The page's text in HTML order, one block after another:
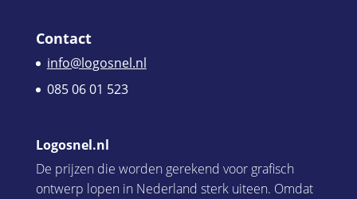
Contact
info@logosnel.nl
085 06 01 523
Logosnel.nl
De prijzen die worden gerekend voor grafisch
ontwerp lopen in Nederland sterk uiteen. Omdat